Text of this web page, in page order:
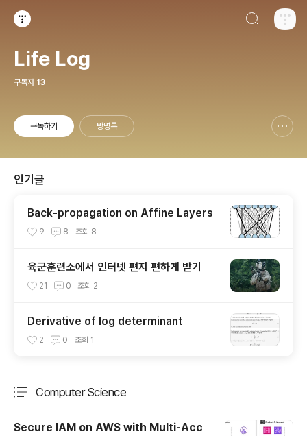
Life Log
구독자 13
구독하기 방명록
인기글
Back-propagation on Affine Layers
9 8 조회 8
육군훈련소에서 인터넷 편지 편하게 받기
21 0 조회 2
Derivative of log determinant
2 0 조회 1
Computer Science
Secure IAM on AWS with Multi-Acc